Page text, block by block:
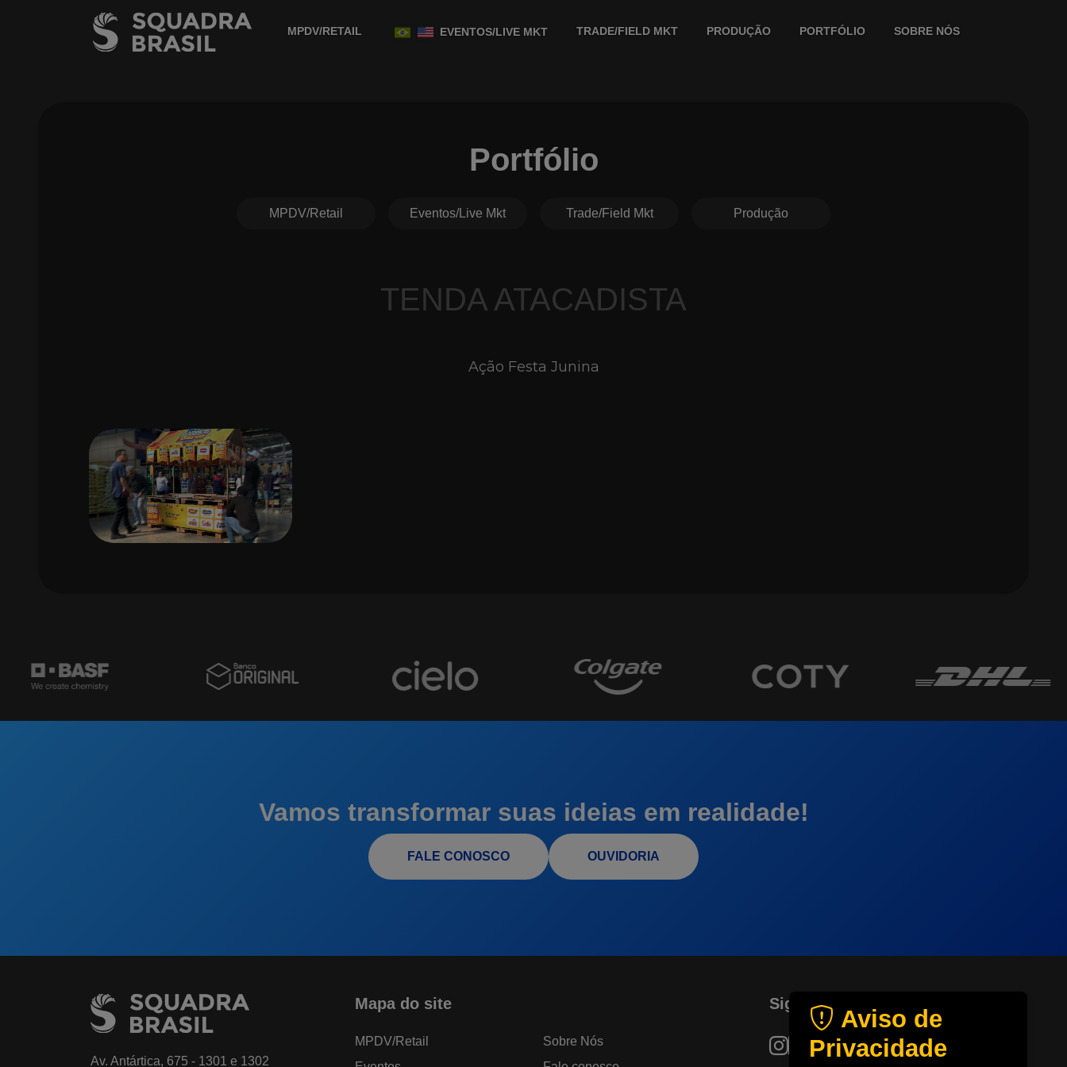
MPDV/RETAIL EVENTOS/LIVE MKT TRADE/FIELD MKT PRODUÇÃO PORTFÓLIO SOBRE NÓS
Portfólio
MPDV/Retail Eventos/Live Mkt Trade/Field Mkt Produção
TENDA ATACADISTA
Ação Festa Junina
Vamos transformar suas ideias em realidade!
FALE CONOSCO OUVIDORIA
Av. Antártica, 675 - 1301 e 1302
Mapa do site
MPDV/Retail
Sobre Nós
Siga-nos
Aviso de
Privacidade